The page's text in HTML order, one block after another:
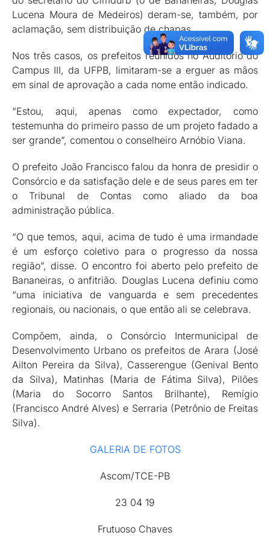
Lucena Moura de Medeiros) deram-se, também, por
aclamação, sem distribuição de chapas
Nos três casos, os prefeitos reunidos no Auditório do
Campus III, da UFPB, limitaram-se a erguer as mãos
em sinal de aprovação a cada nome então indicado.
“Estou, aqui, apenas como expectador, como
testemunha do primeiro passo de um projeto fadado a
ser grande”, comentou o conselheiro Arnóbio Viana.
O prefeito João Francisco falou da honra de presidir o
Consórcio e da satisfação dele e de seus pares em ter
o Tribunal de Contas como aliado da boa
administração pública.
“O que temos, aqui, acima de tudo é uma irmandade
é um esforço coletivo para o progresso da nossa
região”, disse. O encontro foi aberto pelo prefeito de
Bananeiras, o anfitrião. Douglas Lucena definiu como
“uma iniciativa de vanguarda e sem precedentes
regionais, ou nacionais, o que então ali se celebrava.
Compõem, ainda, o Consórcio Intermunicipal de
Desenvolvimento Urbano os prefeitos de Arara (José
Ailton Pereira da Silva), Casserengue (Genival Bento
da Silva), Matinhas (Maria de Fátima Silva), Pilões
(Maria do Socorro Santos Brilhante), Remígio
(Francisco André Alves) e Serraria (Petrônio de Freitas
Silva).
GALERIA DE FOTOS
Ascom/TCE-PB
23 04 19
Frutuoso Chaves